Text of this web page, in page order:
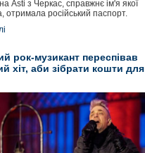
Asti з Черкас, справжнє ім'я якої
отримала російський паспорт.
рок-музикант переспівав
хіт, аби зібрати кошти для